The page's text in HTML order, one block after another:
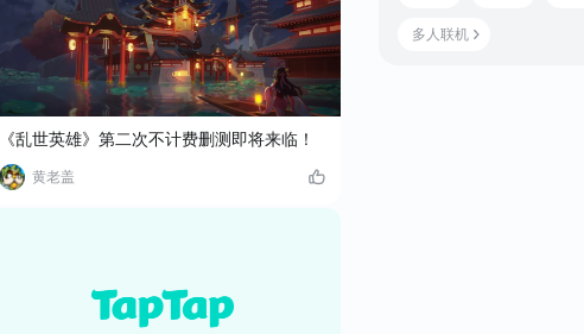
《乱世英雄》第二次不计费删测即将来临！
黄老盖
多人联机